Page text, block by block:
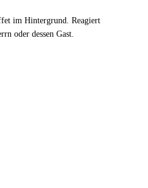
im Hintergrund. Reagiert
oder dessen Gast.